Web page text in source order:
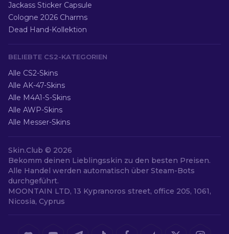
Jackass Sticker Capsule
Cologne 2026 Charms
Dead Hand-Kollektion
BELIEBTE CS2-KATEGORIEN
Alle CS2-Skins
Alle AK-47-Skins
Alle M4A1-S-Skins
Alle AWP-Skins
Alle Messer-Skins
Skin.Club © 2026
Bekomm deinen Lieblingsskin zu den besten Preisen.
Alle Handel werden automatisch über Steam-Bots
durchgeführt.
MOONTAIN LTD, 13 Kypranoros street, office 205, 1061,
Nicosia, Cyprus